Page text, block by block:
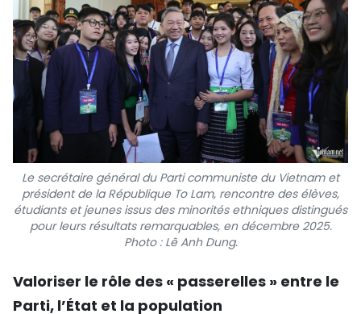
INTERNATIONAL
MÉGASTORIE
INFOGRAPHIE
PHOTO
VIDÉO
À PROPOS DU "PEUPLE"
ENGLISH
Le secrétaire général du Parti communiste du Vietnam et
président de la République To Lam, rencontre des élèves,
étudiants et jeunes issus des minorités ethniques distingués
pour leurs résultats remarquables, en décembre 2025.
Photo : Lê Anh Dung.
Valoriser le rôle des « passerelles » entre le
Parti, l’État et la population